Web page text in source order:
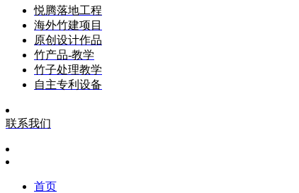
悦腾落地工程
海外竹建项目
原创设计作品
竹产品-教学
竹子处理教学
自主专利设备
联系我们
首页